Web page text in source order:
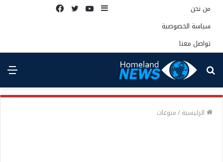
من نحن
سياسة الخصوصية
تواصل معنا
إضافة يوتيوبتويتر
بحث
عن
الرئيسية/منوعات